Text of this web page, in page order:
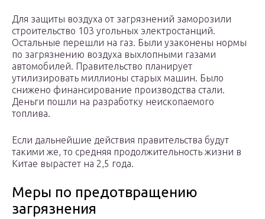
Для защиты воздуха от загрязнений заморозили
строительство 103 угольных электростанций.
Остальные перешли на газ. Были узаконены нормы
по загрязнению воздуха выхлопными газами
автомобилей. Правительство планирует
утилизировать миллионы старых машин. Было
снижено финансирование производства стали.
Деньги пошли на разработку неископаемого
топлива.
Если дальнейшие действия правительства будут
такими же, то средняя продолжительность жизни в
Китае вырастет на 2,5 года.
Меры по предотвращению
загрязнения